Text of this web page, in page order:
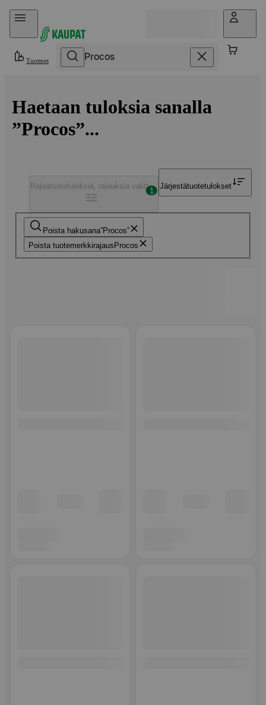
Hyppää sisältöön
Tuotteet
Haetaan tuloksia sanalla
”Procos”...
Poista hakusana Procos
Poista tuotemerkkirajaus Procos
Rajaatuotetuloksia, rajauksia valittu
1
Järjestätuotetulokset